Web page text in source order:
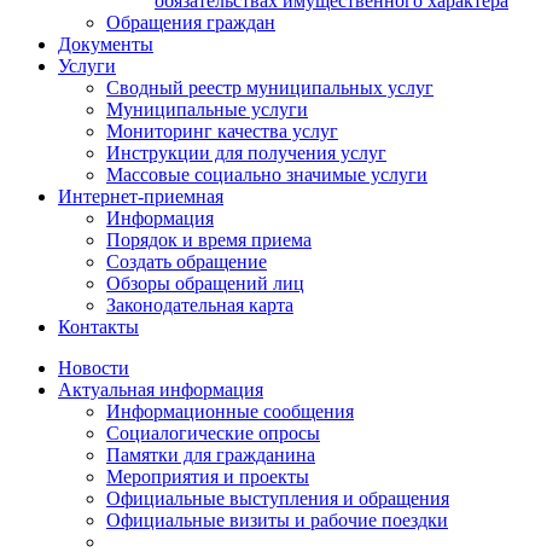
Обращения граждан
Документы
Услуги
Сводный реестр муниципальных услуг
Муниципальные услуги
Мониторинг качества услуг
Инструкции для получения услуг
Массовые социально значимые услуги
Интернет-приемная
Информация
Порядок и время приема
Создать обращение
Обзоры обращений лиц
Законодательная карта
Контакты
Новости
Актуальная информация
Информационные сообщения
Социалогические опросы
Памятки для гражданина
Мероприятия и проекты
Официальные выступления и обращения
Официальные визиты и рабочие поездки